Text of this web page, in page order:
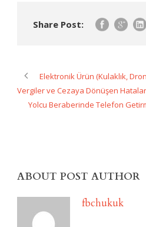
Share Post:
Elektronik Ürün (Kulaklık,
Vergiler ve Cezaya Dönüşen Hatalar
Yolcu Beraberinde Telefon
ABOUT POST AUTHOR
fbchukuk